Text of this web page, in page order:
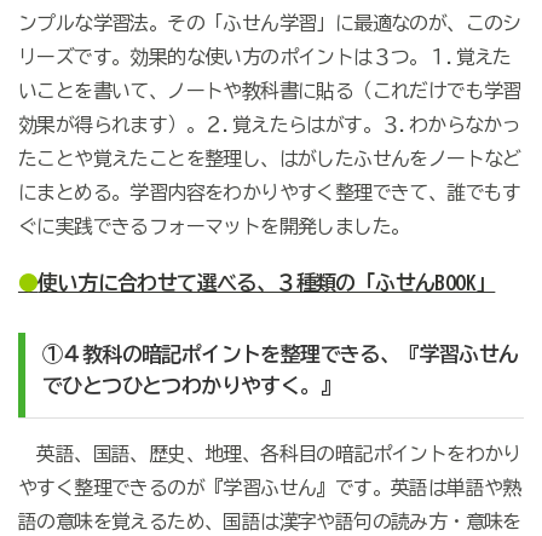
ンプルな学習法。その「ふせん学習」に最適なのが、このシ
リーズです。効果的な使い方のポイントは３つ。１.覚えた
いことを書いて、ノートや教科書に貼る（これだけでも学習
効果が得られます）。２.覚えたらはがす。３.わからなかっ
たことや覚えたことを整理し、はがしたふせんをノートなど
にまとめる。学習内容をわかりやすく整理できて、誰でもす
ぐに実践できるフォーマットを開発しました。
●使い方に合わせて選べる、３種類の「ふせんBOOK」
①４教科の暗記ポイントを整理できる、『学習ふせん
でひとつひとつわかりやすく。』
英語、国語、歴史、地理、各科目の暗記ポイントをわかり
やすく整理できるのが『学習ふせん』です。英語は単語や熟
語の意味を覚えるため、国語は漢字や語句の読み方・意味を